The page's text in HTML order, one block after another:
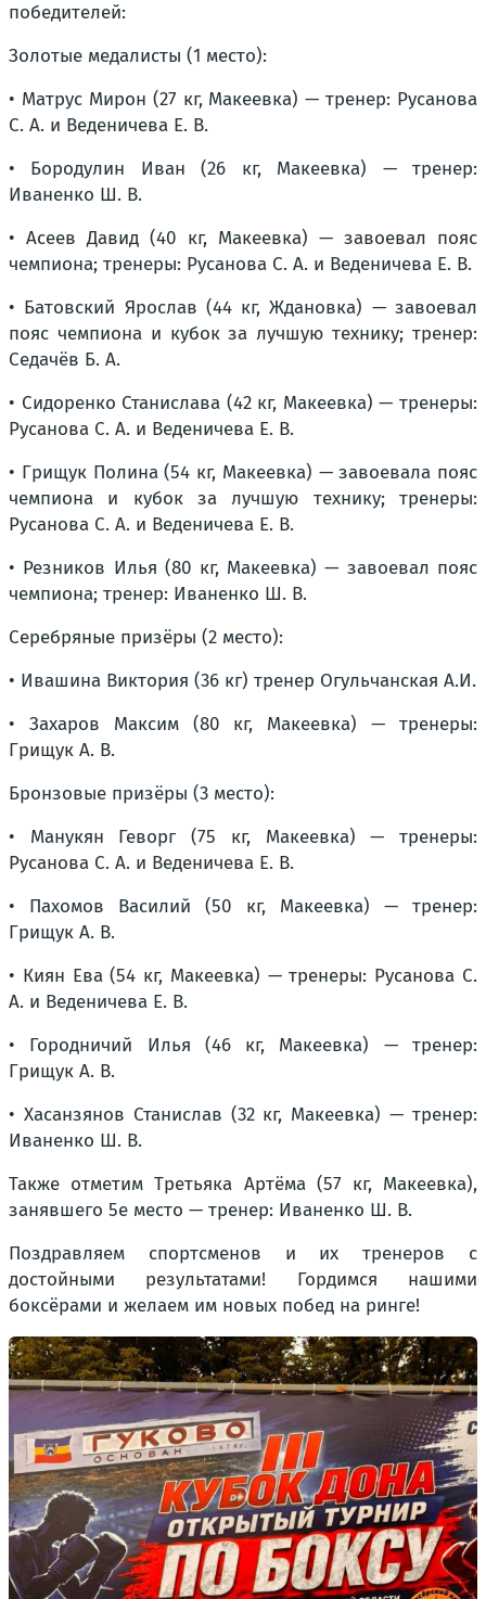
победителей:
Золотые медалисты (1 место):
• Матрус Мирон (27 кг, Макеевка) — тренер: Русанова
С. А. и Веденичева Е. В.
• Бородулин Иван (26 кг, Макеевка) — тренер:
Иваненко Ш. В.
• Асеев Давид (40 кг, Макеевка) — завоевал пояс
чемпиона; тренеры: Русанова С. А. и Веденичева Е. В.
• Батовский Ярослав (44 кг, Ждановка) — завоевал
пояс чемпиона и кубок за лучшую технику; тренер:
Седачёв Б. А.
• Сидоренко Станислава (42 кг, Макеевка) — тренеры:
Русанова С. А. и Веденичева Е. В.
• Грищук Полина (54 кг, Макеевка) — завоевала пояс
чемпиона и кубок за лучшую технику; тренеры:
Русанова С. А. и Веденичева Е. В.
• Резников Илья (80 кг, Макеевка) — завоевал пояс
чемпиона; тренер: Иваненко Ш. В.
Серебряные призёры (2 место):
• Ивашина Виктория (36 кг) тренер Огульчанская А.И.
• Захаров Максим (80 кг, Макеевка) — тренеры:
Грищук А. В.
Бронзовые призёры (3 место):
• Манукян Геворг (75 кг, Макеевка) — тренеры:
Русанова С. А. и Веденичева Е. В.
• Пахомов Василий (50 кг, Макеевка) — тренер:
Грищук А. В.
• Киян Ева (54 кг, Макеевка) — тренеры: Русанова С.
А. и Веденичева Е. В.
• Городничий Илья (46 кг, Макеевка) — тренер:
Грищук А. В.
• Хасанзянов Станислав (32 кг, Макеевка) — тренер:
Иваненко Ш. В.
Также отметим Третьяка Артёма (57 кг, Макеевка),
занявшего 5е место — тренер: Иваненко Ш. В.
Поздравляем спортсменов и их тренеров с
достойными результатами! Гордимся нашими
боксёрами и желаем им новых побед на ринге!